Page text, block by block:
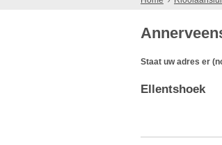
Staat uw adres er
Ellentshoek